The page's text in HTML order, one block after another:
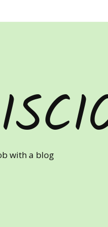
with a blog